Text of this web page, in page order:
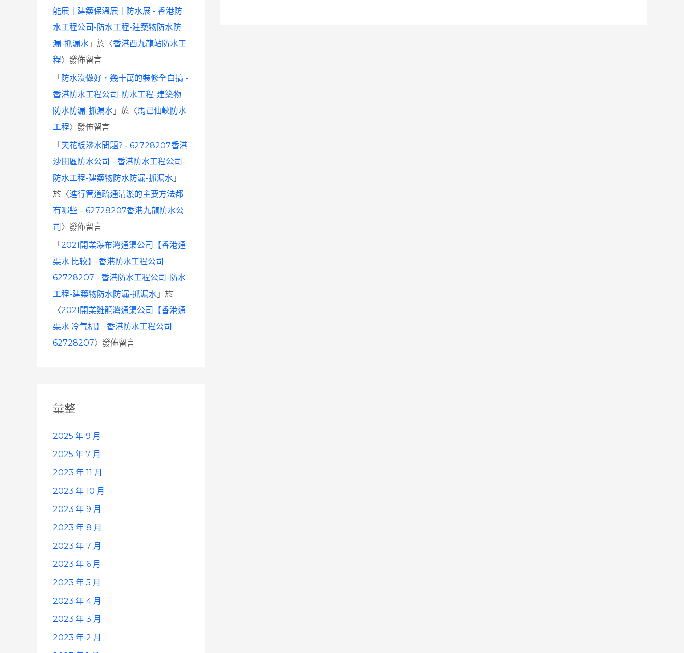
能展｜建築保溫展｜防水展 - 香港防
水工程公司-防水工程-建築物防水防
漏-抓漏水 」於〈香港西九龍站防水工
程〉發佈留言
「 防水沒做好，幾十萬的裝修全白搞 -
香港防水工程公司-防水工程-建築物
防水防漏-抓漏水 」於〈馬己仙峽防水
工程〉發佈留言
「 天花板滲水問題? - 62728207香港
沙田區防水公司 - 香港防水工程公司-
防水工程-建築物防水防漏-抓漏水 」
於〈進行管道疏通清淤的主要方法都
有哪些 – 62728207香港九龍防水公
司 〉發佈留言
「 2021開業瀑布灣通渠公司【香港通
渠水 比较】-香港防水工程公司
62728207 - 香港防水工程公司-防水
工程-建築物防水防漏-抓漏水 」於
〈2021開業雞籠灣通渠公司【香港通
渠水 冷气机】-香港防水工程公司
62728207〉發佈留言
彙整
2025 年 9 月
2025 年 7 月
2023 年 11 月
2023 年 10 月
2023 年 9 月
2023 年 8 月
2023 年 7 月
2023 年 6 月
2023 年 5 月
2023 年 4 月
2023 年 3 月
2023 年 2 月